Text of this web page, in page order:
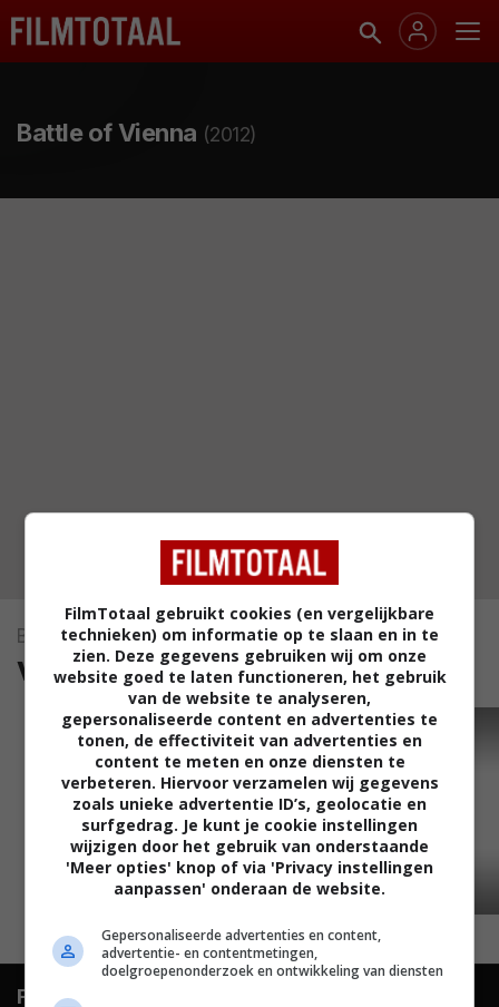
Battle of Vienna (2012)
Battle of Vienna
video's (1)
01:43
TRAILER
FilmTotaal.
FilmTotaal gebruikt cookies (en vergelijkbare
technieken) om informatie op te slaan en in te
zien. Deze gegevens gebruiken wij om onze
website goed te laten functioneren, het gebruik
van de website te analyseren,
gepersonaliseerde content en advertenties te
tonen, de effectiviteit van advertenties en
content te meten en onze diensten te
verbeteren. Hiervoor verzamelen wij gegevens
zoals unieke advertentie ID’s, geolocatie en
surfgedrag. Je kunt je cookie instellingen
wijzigen door het gebruik van onderstaande
'Meer opties' knop of via 'Privacy instellingen
aanpassen' onderaan de website.
Gepersonaliseerde advertenties en content,
advertentie- en contentmetingen,
doelgroepenonderzoek en ontwikkeling van diensten